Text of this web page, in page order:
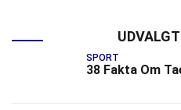
SPORT
38 Fakta Om